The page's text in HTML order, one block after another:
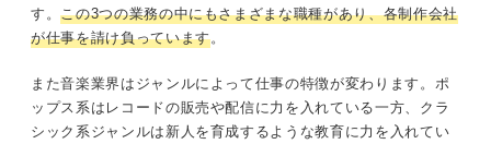
す。この3つの業務の中にもさまざまな職種があり、各制作会社
が仕事を請け負っています。
また音楽業界はジャンルによって仕事の特徴が変わります。ポ
ップス系はレコードの販売や配信に力を入れている一方、クラ
シック系ジャンルは新人を育成するような教育に力を入れてい